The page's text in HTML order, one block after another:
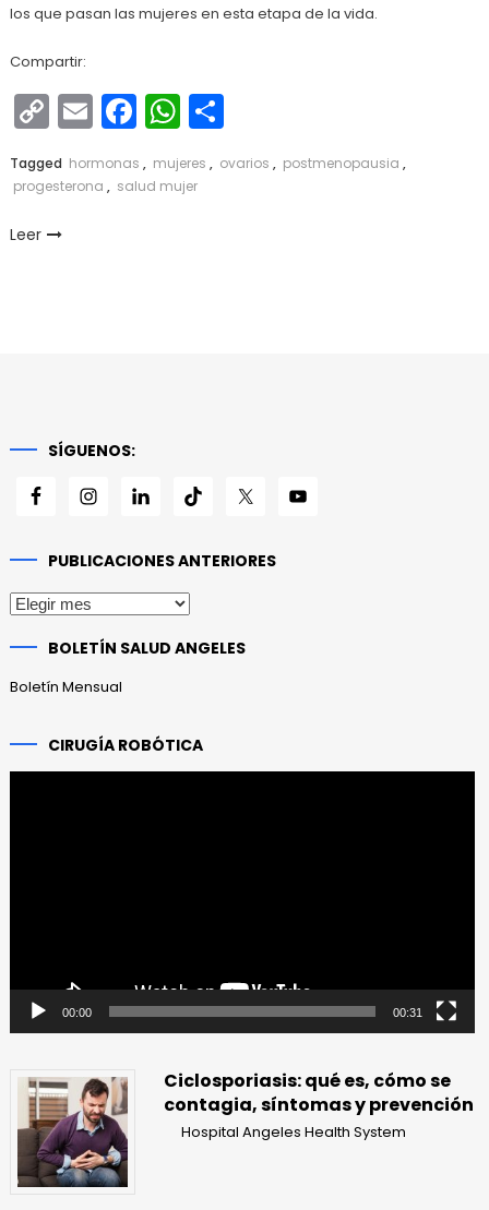
los que pasan las mujeres en esta etapa de la vida.
Compartir:
Copy
Link
EmailFacebook
WhatsApp
Compartir
Tagged hormonas , mujeres , ovarios , postmenopausia ,
progesterona , salud mujer
Leer
SÍGUENOS:
PUBLICACIONES ANTERIORES
Publicaciones
BOLETÍN SALUD ANGELES
Boletín Mensual
CIRUGÍA ROBÓTICA
00:00 00:31
Ciclosporiasis: qué es, cómo se
contagia, síntomas y prevención
Hospital Angeles Health System